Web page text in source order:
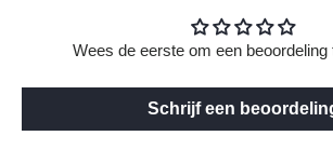
Wees de eerste om een
Schrijf een